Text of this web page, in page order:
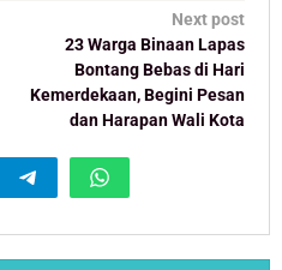
Next post
23 Warga Binaan Lapas
Bontang Bebas di Hari
Kemerdekaan, Begini Pesan
dan Harapan Wali Kota